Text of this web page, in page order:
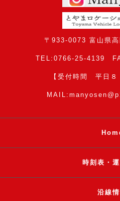
〒933-0073 富山県
TEL:0766-25-4139
【受付時間 平日８
時刻表・
沿線